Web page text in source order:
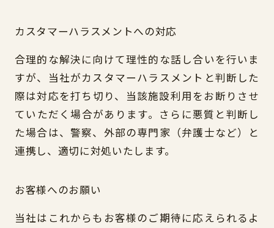
カスタマーハラスメントへの対応
合理的な解決に向けて理性的な話し合いを行いま
すが、当社がカスタマーハラスメントと判断した
際は対応を打ち切り、当該施設利用をお断りさせ
ていただく場合があります。さらに悪質と判断し
た場合は、警察、外部の専門家（弁護士など）と
連携し、適切に対処いたします。
お客様へのお願い
当社はこれからもお客様のご期待に応えられるよ